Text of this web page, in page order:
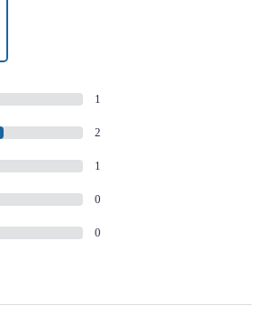
1
2
1
0
0